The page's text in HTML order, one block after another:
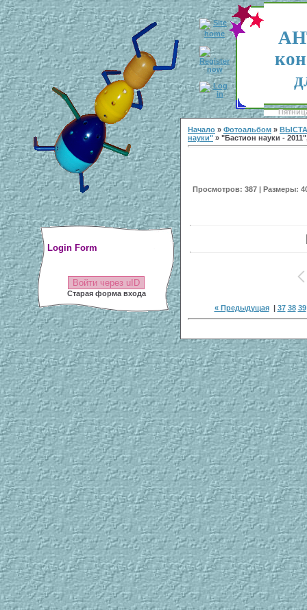
Login Form
Войти через uID
Старая форма входа
Начало » Фотоальбом »
науки" » "Бастион науки -
Просмотров: 387 | Размеры:
« Предыдущая| 37 38 39